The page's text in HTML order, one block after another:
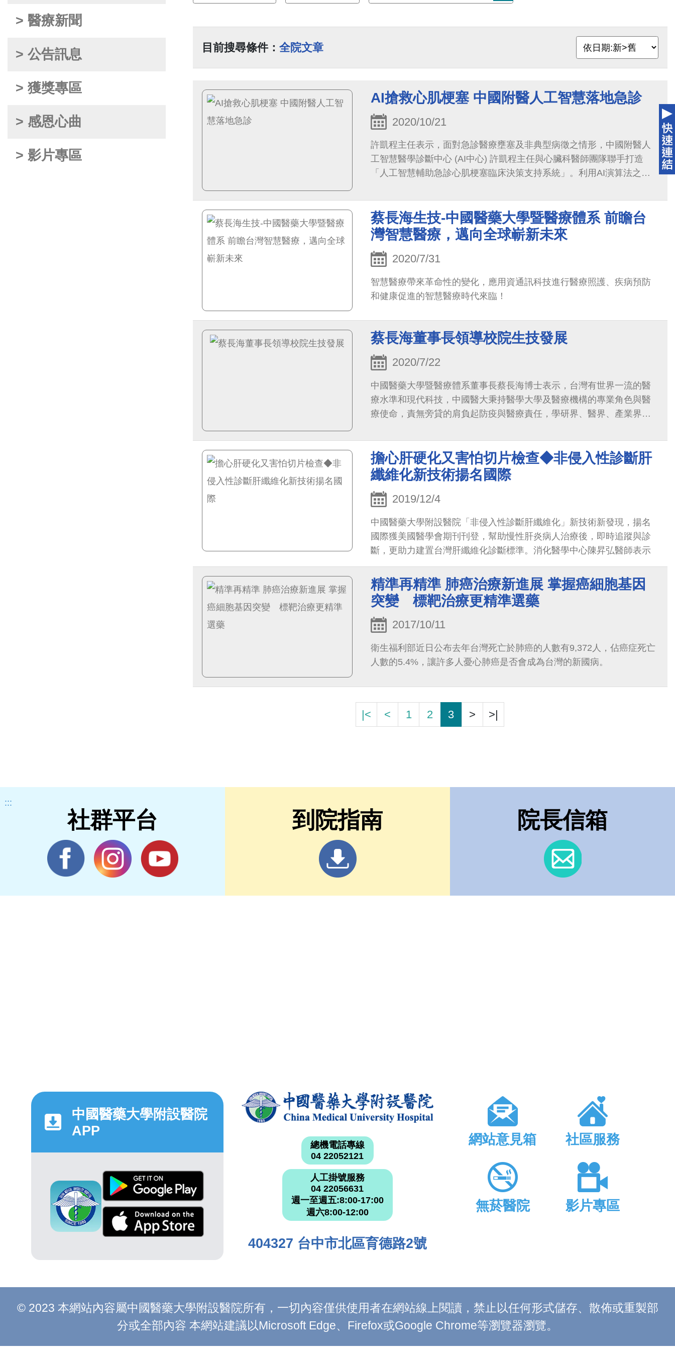
> 醫療新聞
> 公告訊息
> 獲獎專區
> 感恩心曲
> 影片專區
目前搜尋條件： 全院文章
AI搶救心肌梗塞 中國附醫人工智慧落地急診
2020/10/21
許凱程主任表示，面對急診醫療壅塞及非典型病徵之情形，中國附醫人
工智慧醫學診斷中心 (AI中心) 許凱程主任與心臟科醫師團隊聯手打造
「人工智慧輔助急診心肌梗塞臨床決策支持系統」。利用AI演算法之分
蔡長海生技-中國醫藥大學暨醫療體系 前瞻台
灣智慧醫療，邁向全球嶄新未來
2020/7/31
智慧醫療帶來革命性的變化，應用資通訊科技進行醫療照護、疾病預防
和健康促進的智慧醫療時代來臨！
蔡長海董事長領導校院生技發展
2020/7/22
中國醫藥大學暨醫療體系董事長蔡長海博士表示，台灣有世界一流的醫
療水準和現代科技，中國醫大秉持醫學大學及醫療機構的專業角色與醫
療使命，責無旁貸的肩負起防疫與醫療責任，學研界、醫界、產業界應
照護等相關領域...
擔心肝硬化又害怕切片檢查◆非侵入性診斷肝
纖維化新技術揚名國際
2019/12/4
中國醫藥大學附設醫院「非侵入性診斷肝纖維化」新技術新發現，揚名
國際獲美國醫學會期刊刊登，幫助慢性肝炎病人治療後，即時追蹤與診
斷，更助力建置台灣肝纖維化診斷標準。消化醫學中心陳昇弘醫師表示
精準再精準 肺癌治療新進展 掌握癌細胞基因
突變 標靶治療更精準選藥
2017/10/11
衛生福利部近日公布去年台灣死亡於肺癌的人數有9,372人，佔癌症死亡
人數的5.4%，讓許多人憂心肺癌是否會成為台灣的新國病。
|< < 1 2 3 > >|
:::
社群平台 到院指南 院長信箱
中國醫藥大學附設醫院
APP
總機電話專線
04 22052121
人工掛號服務
04 22056631
週一至週五:8:00-17:00
週六8:00-12:00
404327 台中市北區育德路2號
網站意見箱 社區服務
無菸醫院 影片專區
© 2023 本網站內容屬中國醫藥大學附設醫院所有，一切內容僅供使用者在網站線上閱讀，禁止以任何形式儲存、散佈或重製部
分或全部內容 本網站建議以Microsoft Edge、Firefox或Google Chrome等瀏覽器瀏覽。